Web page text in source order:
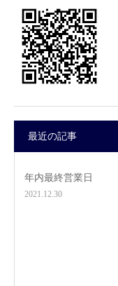
最近の記事
年内最終営業日
2021.12.30